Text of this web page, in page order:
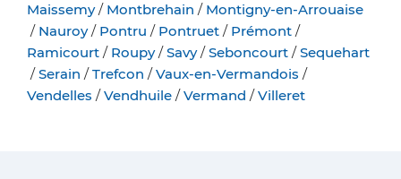
Maissemy/ Montbrehain / Montigny-en-Arrouaise
/ Nauroy/ Pontru / Pontruet / Prémont /
Ramicourt / Roupy/Savy/Seboncourt /Sequehart
/Serain /Trefcon /Vaux-en-Vermandois /
Vendelles /Vendhuile /Vermand /Villeret